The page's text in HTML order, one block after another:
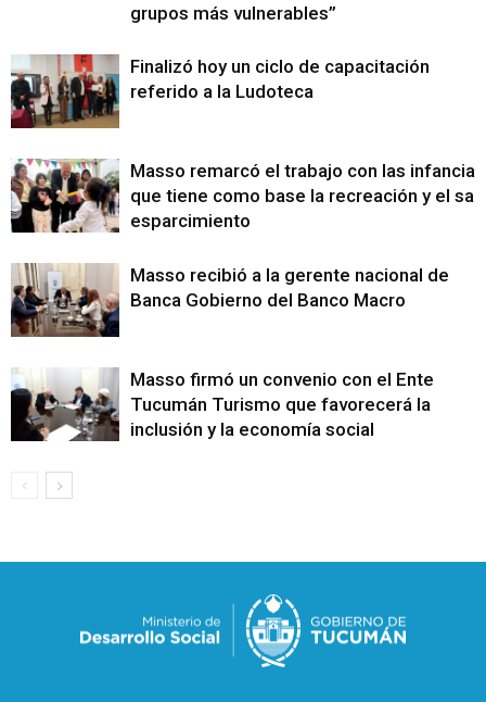
grupos más vulnerables”
Finalizó hoy un ciclo de capacitación
referido a la Ludoteca
Masso remarcó el trabajo con las infancias
que tiene como base la recreación y el
esparcimiento
Masso recibió a la gerente nacional de
Banca Gobierno del Banco Macro
Masso firmó un convenio con el Ente
Tucumán Turismo que favorecerá la
inclusión y la economía social